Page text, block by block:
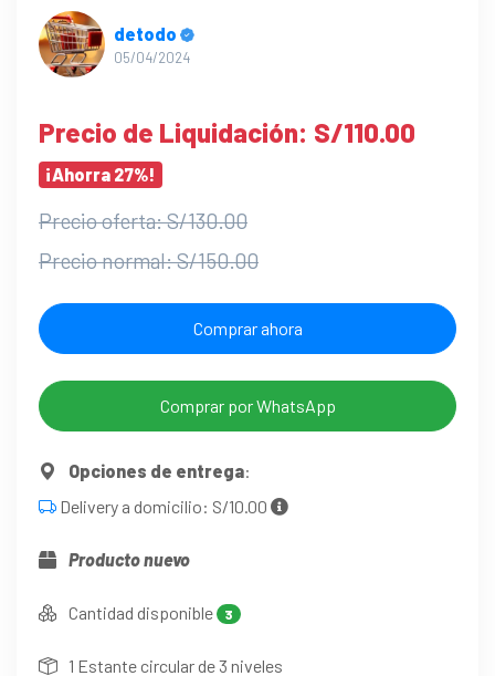
detodo
05/04/2024
Precio de Liquidación: S/110.00
¡Ahorra 27%!
Precio oferta: S/130.00
Precio normal: S/150.00
Comprar ahora
Comprar por WhatsApp
Opciones de entrega:
Delivery a domicilio: S/10.00
Producto nuevo
Cantidad disponible 3
1 Estante circular de 3 niveles